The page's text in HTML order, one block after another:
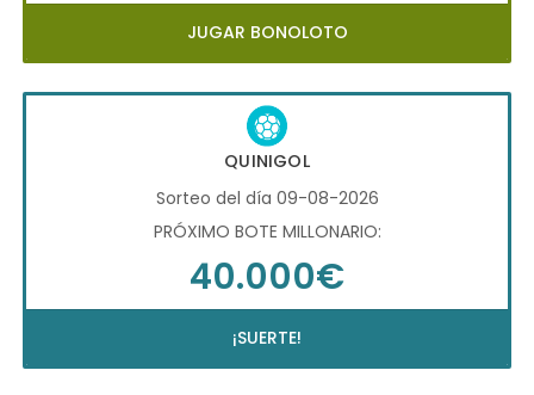
JUGAR BONOLOTO
QUINIGOL
Sorteo del día 09-08-2026
PRÓXIMO BOTE MILLONARIO:
40.000€
¡SUERTE!